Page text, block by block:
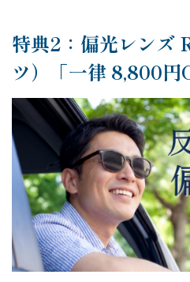
特典2：偏光レンズ
ツ）「一律 8,800円